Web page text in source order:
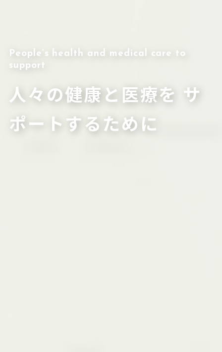
People’s health and medical care to
support
人々の健康と医療を サ
ポートするために